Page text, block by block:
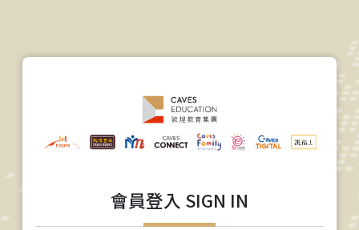
會員登入 SIGN IN